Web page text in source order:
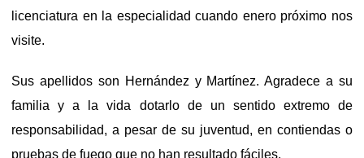
licenciatura en la especialidad cuando enero próximo nos
visite.
Sus apellidos son Hernández y Martínez. Agradece a su
familia y a la vida dotarlo de un sentido extremo de
responsabilidad, a pesar de su juventud, en contiendas o
pruebas de fuego que no han resultado fáciles.